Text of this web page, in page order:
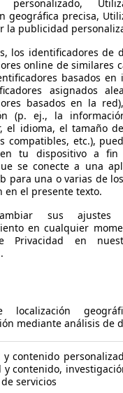
Precio justo
-/-
personalizado,
geográfica precisa,
la publicidad
los identificadores de
online de similares
basados en
asignados
basados en la
(p. ej., la
el idioma, el tamaño
compatibles, etc.),
tu dispositivo a fin
se conecte a una
para una o varias de
en el presente texto.
sus
en cualquier
Privacidad en
localización
mediante análisis de
y contenido
y contenido,
servicios